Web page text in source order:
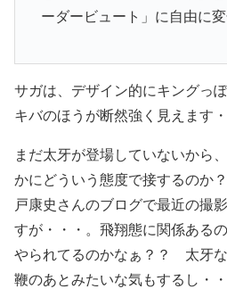
ーダービュート」に自由に
サガは、デザイン的にキングっ
キバのほうが断然強く見えます
まだ太牙が登場していないから
かにどういう態度で接するの
戸康史さんのブログで最近の撮
すが・・・。飛翔態に関係ある
やられてるのかなぁ？？ 太牙
鞭のあとみたいな気もするし・